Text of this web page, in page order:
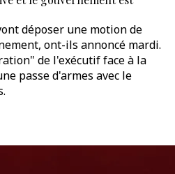
déposer une motion de
ont-ils annoncé mardi.
de l'exécutif face à la
passe d'armes avec le